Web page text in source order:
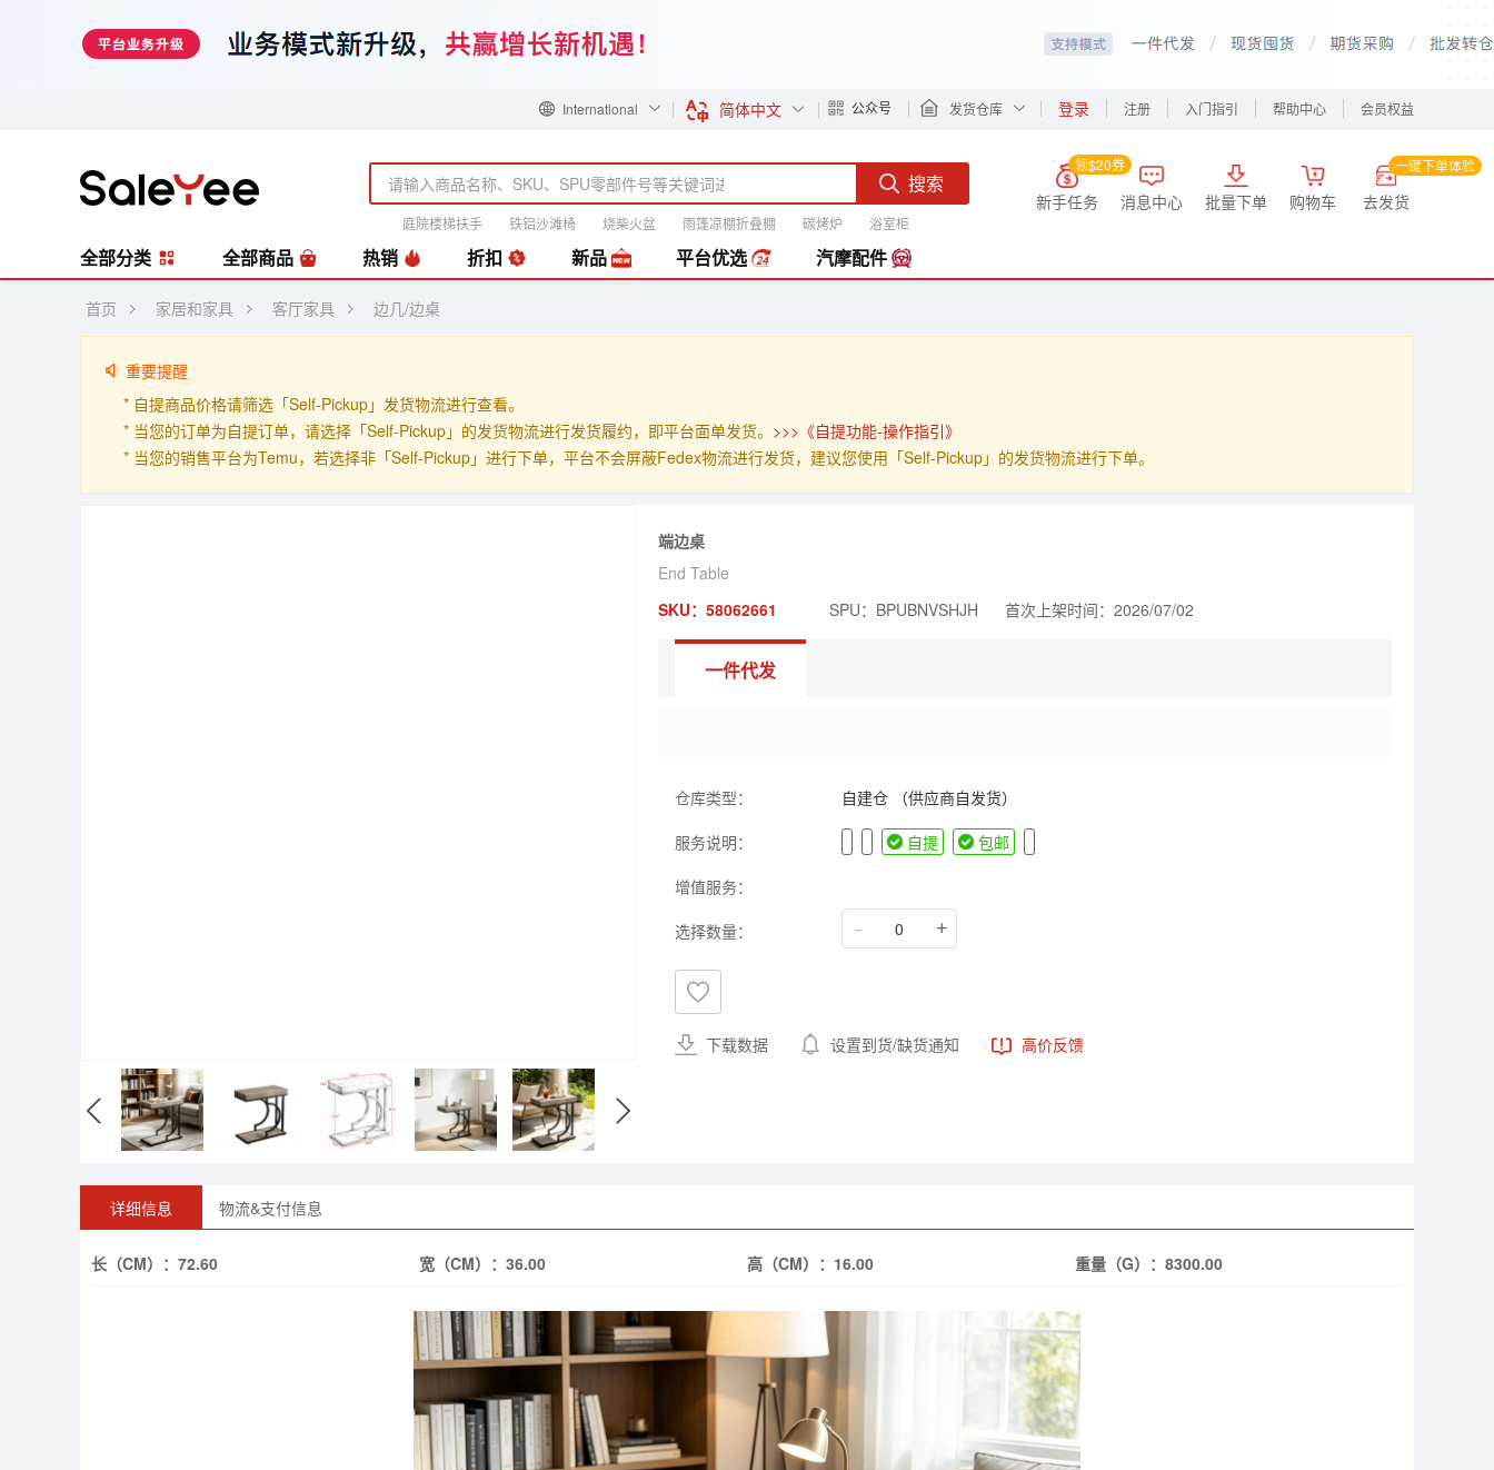
International 简体中文 公众号 发货仓库 登录 注册 入门指引 帮助中心 会员权益
搜索
庭院楼梯扶手 铁铝沙滩椅 烧柴火盆 雨篷凉棚折叠棚 碳烤炉
浴室柜
风扇
编藤套装
新手任务
领$20券
消息中心 批量下单 购物车 去发货
一键下单体验
全部分类 全部商品 热销 折扣 新品 平台优选 汽摩配件
首页 家居和家具 客厅家具 边几/边桌
重要提醒
* 自提商品价格请筛选「Self-Pickup」发货物流进行查看。
* 当您的订单为自提订单，请选择「Self-Pickup」的发货物流进行发货履约，即平台面单发货。 >>>《自提功能-操作指引》
* 当您的销售平台为Temu，若选择非「Self-Pickup」进行下单，平台不会屏蔽Fedex物流进行发货，建议您使用「Self-Pickup」的发货物流进行下单。
端边桌
End Table
SKU：58062661
SPU：BPUBNVSHJH 首次上架时间：2026/07/02
一件代发
仓库类型：
自建仓 （供应商自发货）
服务说明：
自提
包邮
增值服务：
选择数量：
-- +
下载数据 设置到货/缺货通知 高价反馈
详细信息 物流&支付信息
长（CM）： 72.60 宽（CM）： 36.00 高（CM）： 16.00 重量（G）： 8300.00